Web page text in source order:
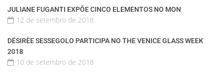
JULIANE FUGANTI EXPÕE CINCO ELEMENTOS NO MON
12 de setembro de 2018
DÉSIRÈE SESSEGOLO PARTICIPA NO THE VENICE GLASS WEEK
2018
10 de setembro de 2018